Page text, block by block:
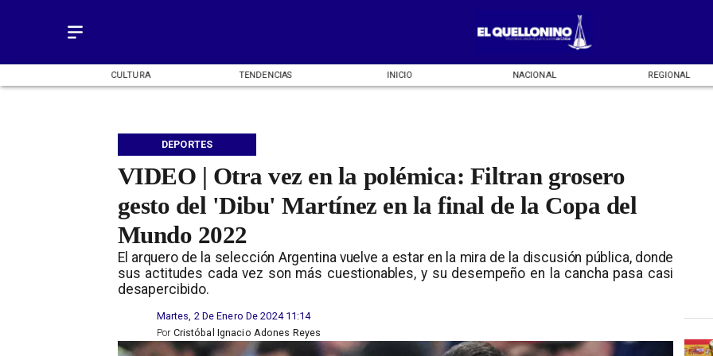
CULTURA TENDENCIAS INICIO NACIONAL REGIONAL
VIDEO | Otra vez en la polémica: Filtran grosero
gesto del 'Dibu' Martínez en la final de la Copa del
Mundo 2022
​El arquero de la selección Argentina vuelve a estar en la mira de la discusión pública, donde
sus actitudes cada vez son más cuestionables, y su desempeño en la cancha pasa casi
desapercibido.
DEPORTES
Martes, 2 De Enero De 2024 11:14
Cristóbal Ignacio Adones Reyes
Por